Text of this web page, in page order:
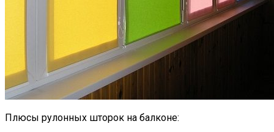
Плюсы рулонных шторок на балконе: